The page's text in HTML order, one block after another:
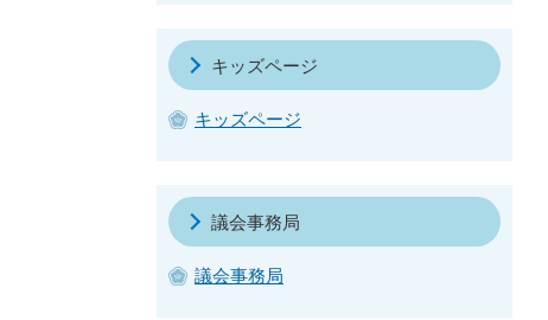
キッズページ
キッズページ
議会事務局
議会事務局